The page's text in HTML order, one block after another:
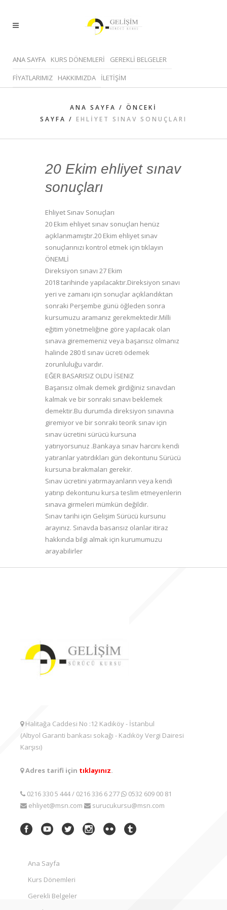
ANA SAYFA KURS DÖNEMLERİ
GEREKLİ BELGELER
FİYATLARIMIZ
HAKKIMIZDA İLETİŞİM
ANA SAYFA / ÖNCEKI
SAYFA / EHLIYET SINAV SONUÇLARI
20 Ekim ehliyet sınav
sonuçları
Ehliyet Sınav Sonuçları
20 Ekim ehliyet sınav sonuçları henüz
açıklanmamıştır.20 Ekim ehliyet sınav
sonuçlarınızı kontrol etmek için tıklayın
ÖNEMLİ
Direksiyon sınavı 27 Ekim
2018 tarihinde yapılacaktır.Direksiyon sınavı
yeri ve zamanı için sonuçlar açıklandıktan
sonraki Perşembe günü öğleden sonra
kursumuzu aramanız gerekmektedir.Milli
eğitim yönetmeliğine göre yapılacak olan
sınava girememeniz veya başarısız olmanız
halinde 280 tl sınav ücreti ödemek
zorunluluğu vardır.
EĞER BASARISIZ OLDU İSENIZ
Başarısız olmak demek girdiğiniz sınavdan
kalmak ve bir sonraki sınavı beklemek
demektir.Bu durumda direksiyon sınavına
giremiyor ve bir sonraki teorik sınav için
sınav ücretini sürücü kursuna
yatırıyorsunuz .Bankaya sınav harcını kendi
yatıranlar yatırdıkları gün dekontunu Sürücü
kursuna bırakmaları gerekir.
Sınav ücretini yatırmayanların veya kendi
yatırıp dekontunu kursa teslim etmeyenlerin
sınava girmeleri mümkün değildir.
Sınav tarihi için Gelişim Sürücü kursunu
arayınız. Sınavda basarısız olanlar itiraz
hakkında bilgi almak için kurumumuzu
arayabilirler
Halitağa Caddesi No :12 Kadıköy - İstanbul
(Altıyol Garanti bankası sokağı - Kadıköy Vergi Dairesi
Karşısı)
Adres tarifi için tıklayınız.
0216 330 5 444/ 0216 336 6 277
0532 609 00 81
ehliyet@msn.com
surucukursu@msn.com
Ana Sayfa
Kurs Dönemleri
Gerekli Belgeler